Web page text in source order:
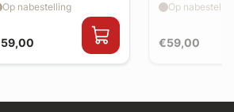
Op nabestelling
€59,00
Op